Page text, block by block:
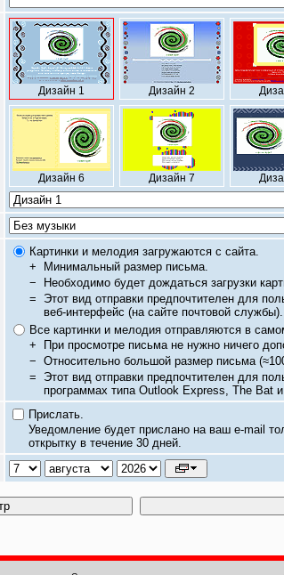
Дизайн 1 Дизайн 2
Дизайн 6 Дизайн 7
Картинки и мелодия загружаются с сайта.
+
Минимальный размер письма.
−
Необходимо будет дождаться загрузки
= Этот вид отправки предпочтителен для
веб-интерфейс (на сайте почтовой службы).
Все картинки и мелодия отправляются в
+
При просмотре письма не нужно ничего
− Относительно большой размер письма
= Этот вид отправки предпочтителен для
программах типа Outlook Express, The Bat и
Прислать.
Уведомление будет прислано на ваш e-mail
открытку в течение 30 дней.